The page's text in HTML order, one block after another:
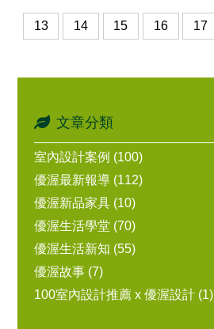
13 14 15 16 17
文章分類
室內設計案例 (100)
優渥最新報導 (112)
優渥新品家具 (10)
優渥生活學堂 (70)
優渥生活新知 (55)
優渥故事 (7)
100室內設計推薦 x 優渥設計 (1)